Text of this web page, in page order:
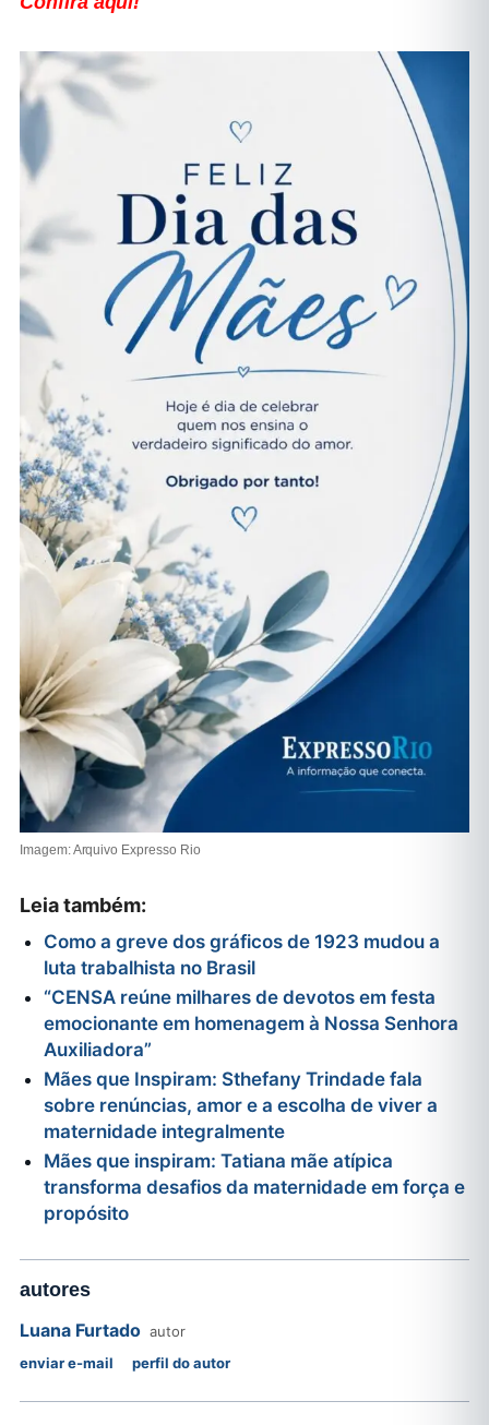
Imagem: Arquivo Expresso Rio
Leia também:
Como a greve dos gráficos de 1923 mudou a
luta trabalhista no Brasil
“CENSA reúne milhares de devotos em festa
emocionante em homenagem à Nossa Senhora
Auxiliadora”
Mães que Inspiram: Sthefany Trindade fala
sobre renúncias, amor e a escolha de viver a
maternidade integralmente
Mães que inspiram: Tatiana mãe atípica
transforma desafios da maternidade em força e
propósito
autores
Luana Furtado autor
enviar e-mail
perfil do autor